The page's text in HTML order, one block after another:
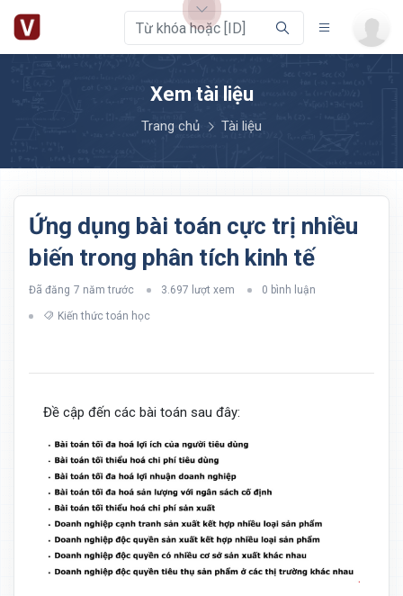
Xem tài liệu
Trang chủ Tài liệu
Ứng dụng bài toán cực trị nhiều
biến trong phân tích kinh tế
Đã đăng 7 năm trước 3.697 lượt xem 0 bình luận
Kiến thức toán học
Đề cập đến các bài toán sau đây: